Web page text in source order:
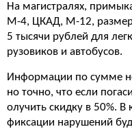
На магистралях,
М-4, ЦКАД, М-12, размер
5 тысячи рублей для
рузовиков и автобусов.
Информации по сумме
но точно, что если
олучить скидку в 50%. В
фиксации нарушений